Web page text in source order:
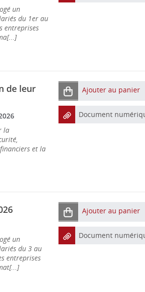
un
du 1er au
entreprises
de leur
la
et la
Ajouter au panier
Document
un
du 3 au
entreprises
Ajouter au panier
Document